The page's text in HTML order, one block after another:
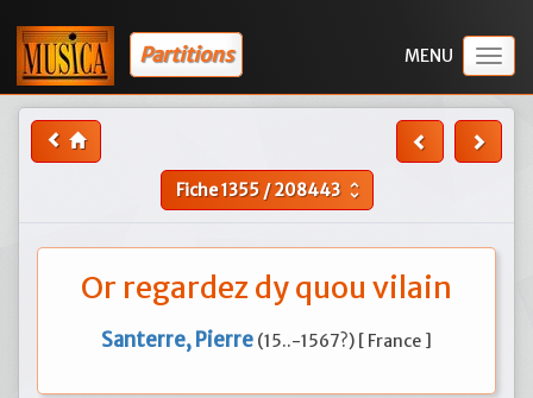
Partitions
Fiche1355/208443 unfold_more
Or regardez dy quou vilain
Santerre, Pierre (15..-1567?) [ France ]